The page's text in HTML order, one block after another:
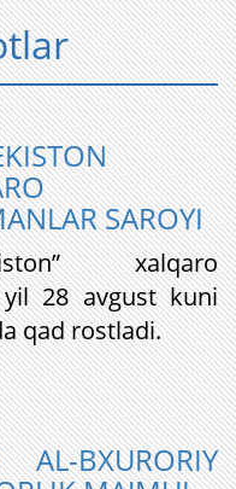
SAROYI
xalqaro
28 avgust kuni
qad rostladi.
BXURORIY